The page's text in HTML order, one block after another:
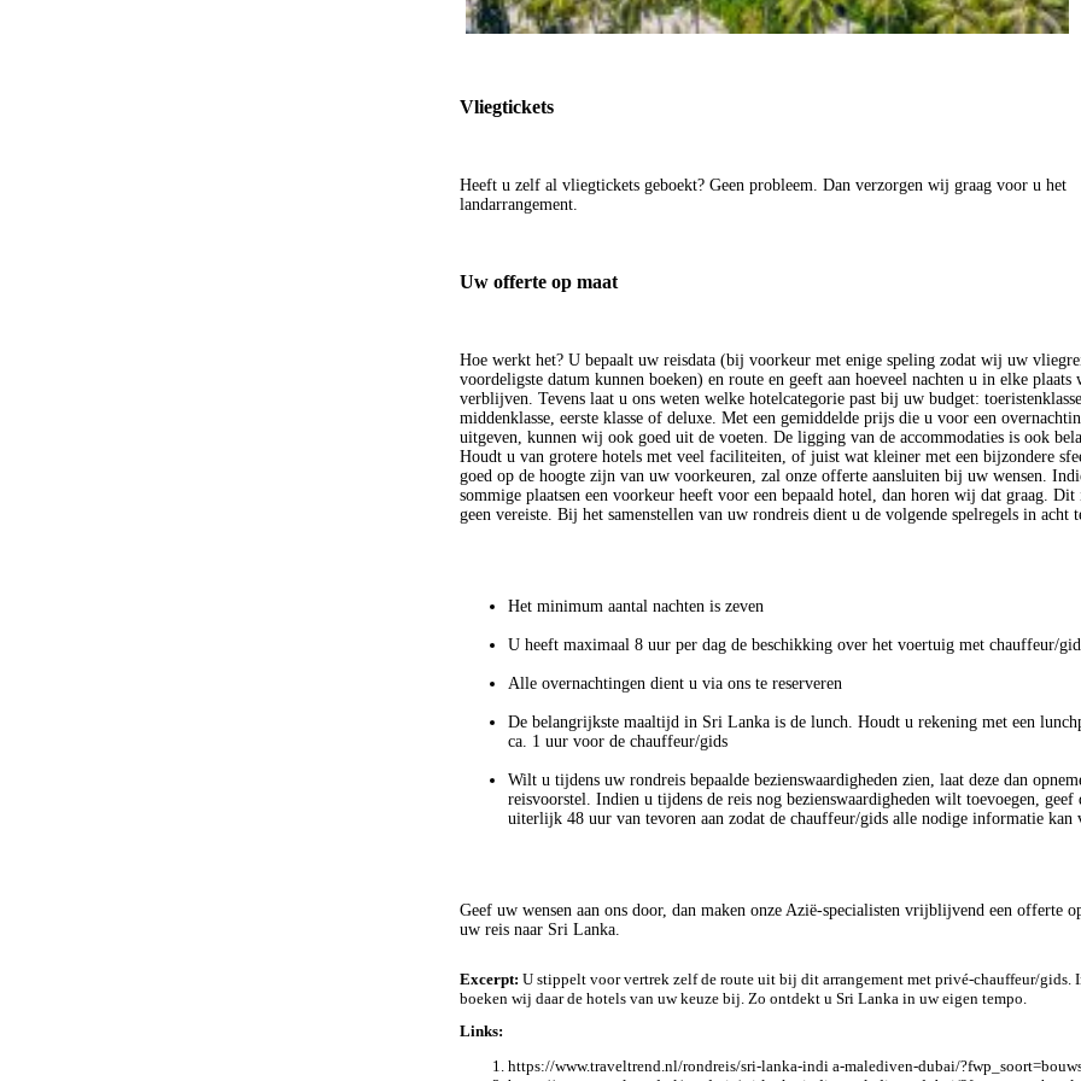
Vliegtickets
Heeft u zelf al vliegtickets geboekt? Geen probleem. Dan verzorgen wij graag voor u het
landarrangement.
Uw offerte op maat
Hoe werkt het? U bepaalt uw reisdata (bij voorkeur met enige speling zodat wij uw
voordeligste datum kunnen boeken) en route en geeft aan hoeveel nachten u in elke plaats
verblijven. Tevens laat u ons weten welke hotelcategorie past bij uw budget:
middenklasse, eerste klasse of deluxe. Met een gemiddelde prijs die u voor een
uitgeven, kunnen wij ook goed uit de voeten. De ligging van de accommodaties is ook
Houdt u van grotere hotels met veel faciliteiten, of juist wat kleiner met een bijzondere
goed op de hoogte zijn van uw voorkeuren, zal onze offerte aansluiten bij uw wensen.
sommige plaatsen een voorkeur heeft voor een bepaald hotel, dan horen wij dat graag. Dit
geen vereiste. Bij het samenstellen van uw rondreis dient u de volgende spelregels in acht
Het minimum aantal nachten is zeven
U heeft maximaal 8 uur per dag de beschikking over het voertuig met chauffeur/
Alle overnachtingen dient u via ons te reserveren
De belangrijkste maaltijd in Sri Lanka is de lunch. Houdt u rekening met een
ca. 1 uur voor de chauffeur/gids
Wilt u tijdens uw rondreis bepaalde bezienswaardigheden zien, laat deze dan
reisvoorstel. Indien u tijdens de reis nog bezienswaardigheden wilt toevoegen, geef
uiterlijk 48 uur van tevoren aan zodat de chauffeur/gids alle nodige informatie kan
Geef uw wensen aan ons door, dan maken onze Azië-specialisten vrijblijvend een offerte
uw reis naar Sri Lanka.
Excerpt: U stippelt voor vertrek zelf de route uit bij dit arrangement met privé-chauffeur/gids.
boeken wij daar de hotels van uw keuze bij. Zo ontdekt u Sri Lanka in uw eigen tempo.
Links:
https://www.traveltrend.nl/rondreis/sri-lanka-indi a-malediven-dubai/